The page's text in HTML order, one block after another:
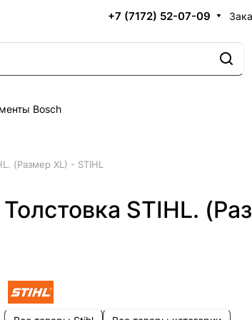
+7 (7172) 52-07-09
Bosch
(Размер XL) - STIHL
Толстовка STIHL.